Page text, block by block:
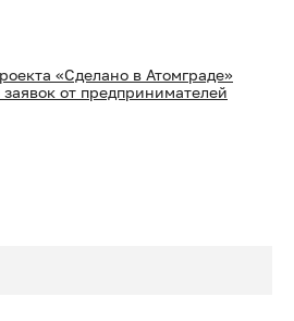
«Сделано в Атомграде»
от предпринимателей